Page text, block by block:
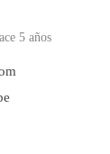
5 años